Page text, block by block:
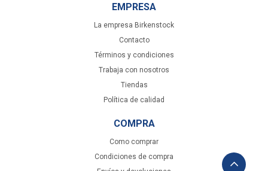
EMPRESA
La empresa Birkenstock
Contacto
Términos y condiciones
Trabaja con nosotros
Tiendas
Política de calidad
COMPRA
Como comprar
Condiciones de compra